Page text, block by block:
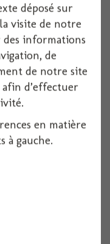
x6
déposé sur
visite de notre
informations
de
de notre site
d’effectuer
en matière
à gauche.